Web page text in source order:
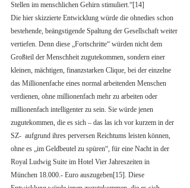
Stellen im menschlichen Gehirn stimuliert.“[14]
Die hier skizzierte Entwicklung würde die ohnedies schon
bestehende, beängstigende Spaltung der Gesellschaft weiter
vertiefen. Denn diese „Fortschritte“ würden nicht dem
Großteil der Menschheit zugutekommen, sondern einer
kleinen, mächtigen, finanzstarken Clique, bei der einzelne
das Millionenfache eines normal arbeitenden Menschen
verdienen, ohne millionenfach mehr zu arbeiten oder
millionenfach intelligenter zu sein. Sie würde jenen
zugutekommen, die es sich – das las ich vor kurzem in der
SZ-  aufgrund ihres perversen Reichtums leisten können,
ohne es „im Geldbeutel zu spüren“, für eine Nacht in der
Royal Ludwig Suite im Hotel Vier Jahreszeiten in
München 18.000.- Euro auszugeben[15]. Diese